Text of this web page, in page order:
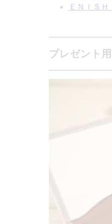
ＥＮＩＳ
プレゼント